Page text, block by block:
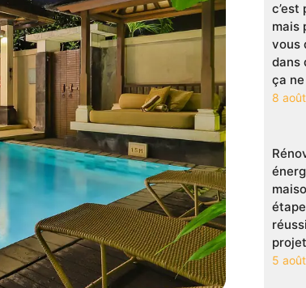
c’est
mais
vous
dans
ça
8
5